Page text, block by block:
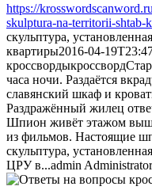
https://
skulptura-na-territorii-
скульптура,
квартиры2016-04-
кроссвордыкроссворд
часа ночи. Раздаётся
славянский шкаф и
Раздражённый жилец
Шпион живёт этажом
из фильмов. Настоящие
скульптура,
ЦРУ в...admin Administrator